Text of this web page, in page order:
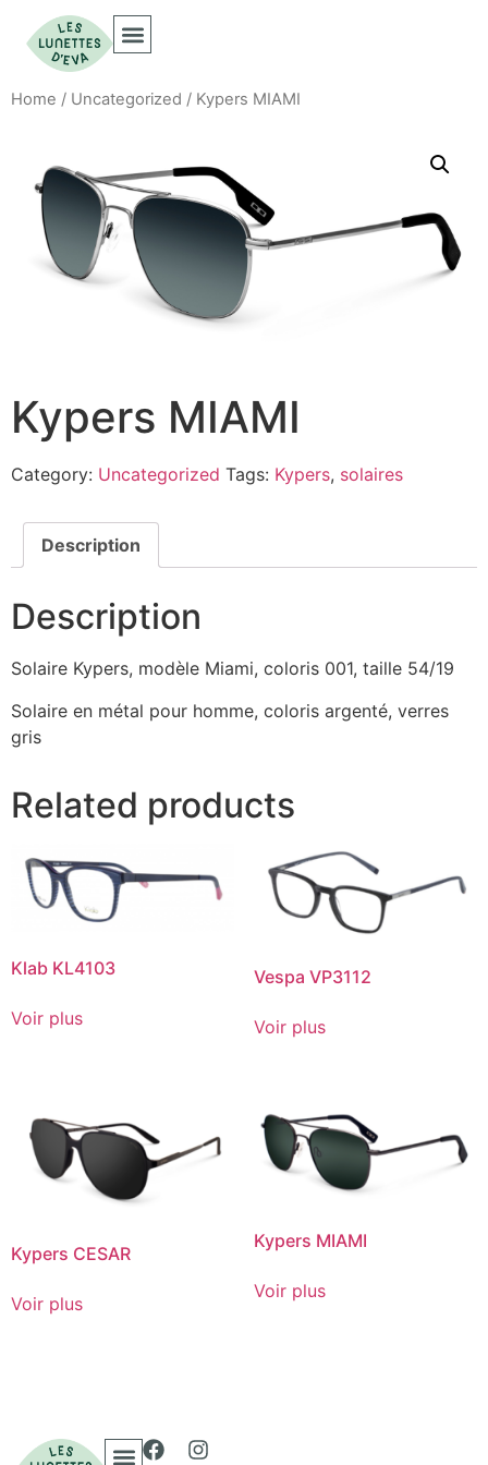
Home / Uncategorized / Kypers MIAMI
Kypers MIAMI
Category: Uncategorized Tags: Kypers, solaires
Description
Description
Solaire Kypers, modèle Miami, coloris 001, taille 54/19
Solaire en métal pour homme, coloris argenté, verres
gris
Related products
Klab KL4103
Voir plus
Vespa VP3112
Voir plus
Kypers CESAR
Voir plus
Kypers MIAMI
Voir plus